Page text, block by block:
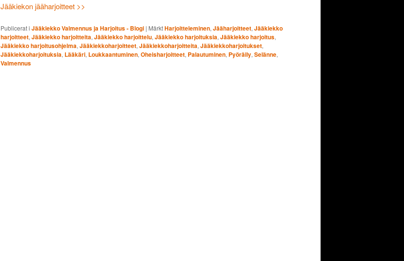
Jääkiekon jääharjoitteet >>
Publicerat i Jääkiekko Valmennus ja Harjoitus - Blogi | MärktHarjoitteleminen, Jääharjoitteet, Jääkiekko
harjoitteet, Jääkiekko harjoitteita, Jääkiekko harjoittelu, Jääkiekko harjoituksia, Jääkiekko harjoitus,
Jääkiekko harjoitusohjelma, Jääkiekkoharjoitteet, Jääkiekkoharjoitteita, Jääkiekkoharjoitukset,
Jääkiekkoharjoituksia, Lääkäri, Loukkaantuminen, Oheisharjoitteet, Palautuminen, Pyöräily, Selänne,
Valmennus